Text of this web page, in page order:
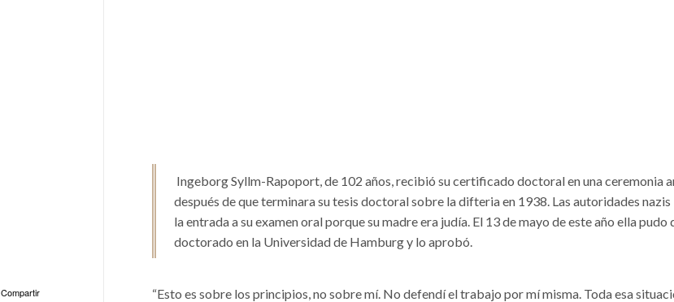
Ingeborg Syllm-Rapoport, de 102 años, recibió su certificado doctoral en una ceremonia
después de que terminara su tesis doctoral sobre la difteria en 1938. Las autoridades nazis
la entrada a su examen oral porque su madre era judía. El 13 de mayo de este año ella pudo
doctorado en la Universidad de Hamburg y lo aprobó.
“Esto es sobre los principios, no sobre mí. No defendí el trabajo por mí misma. Toda esa
Compartir